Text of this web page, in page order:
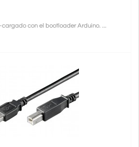
cargado con el bootloader Arduino. ...